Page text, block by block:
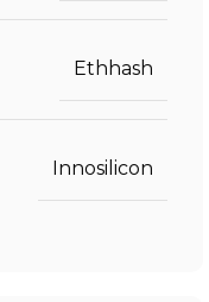
Ethhash
Innosilicon